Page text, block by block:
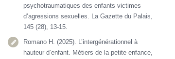
psychotraumatiques des enfants victimes
d’agressions sexuelles. La Gazette du Palais,
145 (28), 13-15.
Romano H. (2025). L’intergénérationnel à
hauteur d’enfant. Métiers de la petite enfance,